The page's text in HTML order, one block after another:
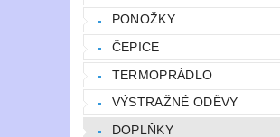
PONOŽKY
ČEPICE
TERMOPRÁDLO
VÝSTRAŽNÉ ODĚVY
DOPLŇKY